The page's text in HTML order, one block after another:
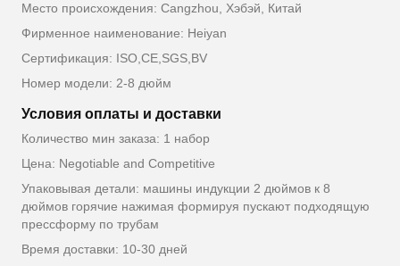
Место происхождения: Cangzhou, Хэбэй, Китай
Фирменное наименование: Heiyan
Сертификация: ISO,CE,SGS,BV
Номер модели: 2-8 дюйм
Условия оплаты и доставки
Количество мин заказа: 1 набор
Цена: Negotiable and Competitive
Упаковывая детали: машины индукции 2 дюймов к 8
дюймов горячие нажимая формируя пускают подходящую
прессформу по трубам
Время доставки: 10-30 дней